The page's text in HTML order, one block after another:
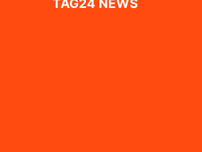
TAG24 NEWS